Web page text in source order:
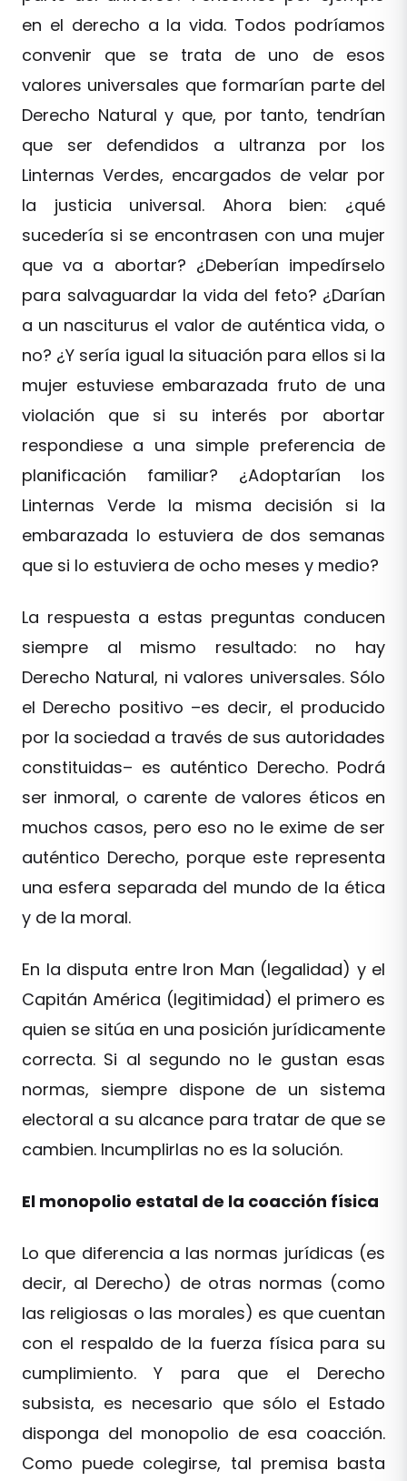
en el derecho a la vida. Todos podríamos
convenir que se trata de uno de esos
valores universales que formarían parte del
Derecho Natural y que, por tanto, tendrían
que ser defendidos a ultranza por los
Linternas Verdes, encargados de velar por
la justicia universal. Ahora bien: ¿qué
sucedería si se encontrasen con una mujer
que va a abortar? ¿Deberían impedírselo
para salvaguardar la vida del feto? ¿Darían
a un nasciturus el valor de auténtica vida, o
no? ¿Y sería igual la situación para ellos si la
mujer estuviese embarazada fruto de una
violación que si su interés por abortar
respondiese a una simple preferencia de
planificación familiar? ¿Adoptarían los
Linternas Verde la misma decisión si la
embarazada lo estuviera de dos semanas
que si lo estuviera de ocho meses y medio?
La respuesta a estas preguntas conducen
siempre al mismo resultado: no hay
Derecho Natural, ni valores universales. Sólo
el Derecho positivo –es decir, el producido
por la sociedad a través de sus autoridades
constituidas– es auténtico Derecho. Podrá
ser inmoral, o carente de valores éticos en
muchos casos, pero eso no le exime de ser
auténtico Derecho, porque este representa
una esfera separada del mundo de la ética
y de la moral.
En la disputa entre Iron Man (legalidad) y el
Capitán América (legitimidad) el primero es
quien se sitúa en una posición jurídicamente
correcta. Si al segundo no le gustan esas
normas, siempre dispone de un sistema
electoral a su alcance para tratar de que se
cambien. Incumplirlas no es la solución.
El monopolio estatal de la coacción física
Lo que diferencia a las normas jurídicas (es
decir, al Derecho) de otras normas (como
las religiosas o las morales) es que cuentan
con el respaldo de la fuerza física para su
cumplimiento. Y para que el Derecho
subsista, es necesario que sólo el Estado
disponga del monopolio de esa coacción.
Como puede colegirse, tal premisa basta